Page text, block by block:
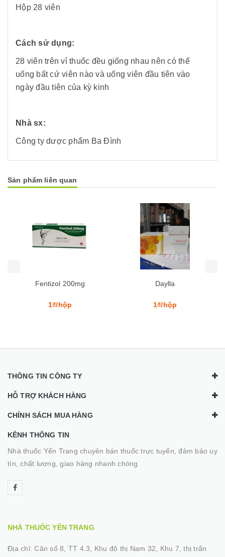
Hộp 28 viên
Cách sử dụng:
28 viên trên vỉ thuốc đều giống nhau nên có thể
uống bất cứ viên nào và uống viên đầu tiên vào
ngày đầu tiên của kỳ kinh
Nhà sx:
Công ty dược phẩm Ba Đình
Sản phẩm liên quan
Fentizol 200mg
1₫/hộp
Daylla
1₫/hộp
THÔNG TIN CÔNG TY
HỖ TRỢ KHÁCH HÀNG
CHÍNH SÁCH MUA HÀNG
KÊNH THÔNG TIN
Nhà thuốc Yến Trang chuyên bán thuốc trực tuyến, đảm bảo uy
tín, chất lượng, giao hàng nhanh chóng
NHÀ THUỐC YẾN TRANG
Địa chỉ:Căn số 8, TT 4.3, Khu đô thị Nam 32, Khu 7, thị trấn